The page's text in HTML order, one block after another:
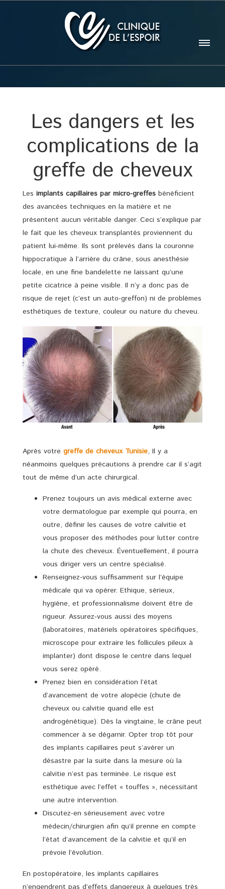
Les dangers et les
complications de la
greffe de cheveux
Les implants capillaires par micro-greffes bénéficient
des avancées techniques en la matière et ne
présentent aucun véritable danger. Ceci s’explique par
le fait que les cheveux transplantés proviennent du
patient lui-même. Ils sont prélevés dans la couronne
hippocratique à l’arrière du crâne, sous anesthésie
locale, en une fine bandelette ne laissant qu’une
petite cicatrice à peine visible. Il n’y a donc pas de
risque de rejet (c’est un auto-greffon) ni de problèmes
esthétiques de texture, couleur ou nature du cheveu.
Après votre greffe de cheveux Tunisie, Il y a
néanmoins quelques précautions à prendre car il s’agit
tout de même d’un acte chirurgical.
Prenez toujours un avis médical externe avec
votre dermatologue par exemple qui pourra, en
outre, définir les causes de votre calvitie et
vous proposer des méthodes pour lutter contre
la chute des cheveux. Éventuellement, il pourra
vous diriger vers un centre spécialisé.
Renseignez-vous suffisamment sur l’équipe
médicale qui va opérer. Ethique, sérieux,
hygiène, et professionnalisme doivent être de
rigueur. Assurez-vous aussi des moyens
(laboratoires, matériels opératoires spécifiques,
microscope pour extraire les follicules pileux à
implanter) dont dispose le centre dans lequel
vous serez opéré.
Prenez bien en considération l’état
d’avancement de votre alopécie (chute de
cheveux ou calvitie quand elle est
androgénétique). Dès la vingtaine, le crâne peut
commencer à se dégarnir. Opter trop tôt pour
des implants capillaires peut s’avérer un
désastre par la suite dans la mesure où la
calvitie n’est pas terminée. Le risque est
esthétique avec l’effet « touffes », nécessitant
une autre intervention.
Discutez-en sérieusement avec votre
médecin/chirurgien afin qu’il prenne en compte
l’état d’avancement de la calvitie et qu’il en
prévoie l’évolution.
En postopératoire, les implants capillaires